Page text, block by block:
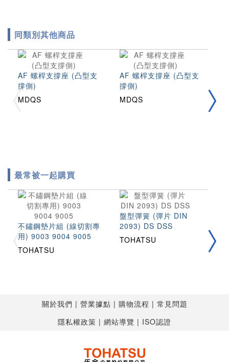
同類別其他商品
AF 螺桿支撐座 (凸型支
撐側)
MDQS
AF 螺桿支撐座 (凸型支
撐側)
MDQS
最常被一起購買
不鏽鋼墊片組 (線切割專
用) 9003 9004 9005
TOHATSU
盤型彈簧 (彈片 DIN
2093) DS DSS
TOHATSU
關於我們 營業據點 購物流程
常見問題
隱私權政策
網站導覽 ISO認證